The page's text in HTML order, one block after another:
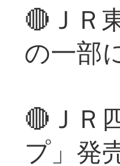
🔴ＪＲ
の一部
🔴ＪＲ
プ」発